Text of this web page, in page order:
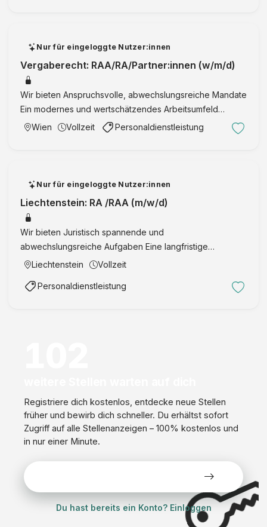
G
m
b
H
&
Nur für eingeloggte Nutzer:innen
Vergaberecht: RAA/RA/Partner:innen (w/m/d)
Wir bieten Anspruchsvolle, abwechslungsreiche Mandate
Ein modernes und wertschätzendes Arbeitsumfeld
Flexible Arbeitszeitmodelle, je nach Lebensphase und
Wien Vollzeit Personaldienstleistung
Nur für eingeloggte Nutzer:innen
Liechtenstein: RA /RAA (m/w/d)
Wir bieten Juristisch spannende und
abwechslungsreiche Aufgaben Eine langfristige
Karriereperspektive mit attraktiven
persönlicher Ebene Eine freundliche und vertrauensvolle
Liechtenstein Vollzeit
Personaldienstleistung
Registriere dich kostenlos, entdecke neue Stellen
früher und bewirb dich schneller. Du erhältst sofort
Zugriff auf alle Stellenanzeigen – 100% kostenlos und
in nur einer Minute.
Du hast bereits ein Konto? Einloggen